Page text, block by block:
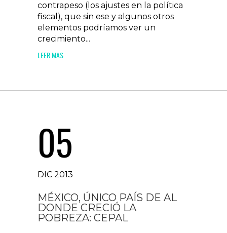
contrapeso (los ajustes en la política
fiscal), que sin ese y algunos otros
elementos podríamos ver un
crecimiento...
LEER MAS
05
DIC 2013
MÉXICO, ÚNICO PAÍS DE AL
DONDE CRECIÓ LA
POBREZA: CEPAL